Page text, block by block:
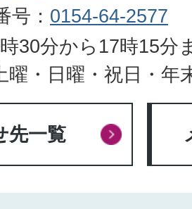
号： 0154-64-2577
30分から17時15分
曜・日曜・祝日・年
先一覧